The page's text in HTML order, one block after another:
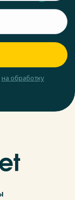
на обработку